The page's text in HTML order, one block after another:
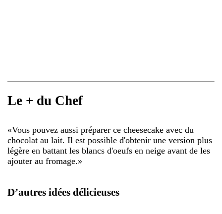
Le + du Chef
«Vous pouvez aussi préparer ce cheesecake avec du
chocolat au lait. Il est possible d'obtenir une version plus
légère en battant les blancs d'oeufs en neige avant de les
ajouter au fromage.»
D’autres idées délicieuses